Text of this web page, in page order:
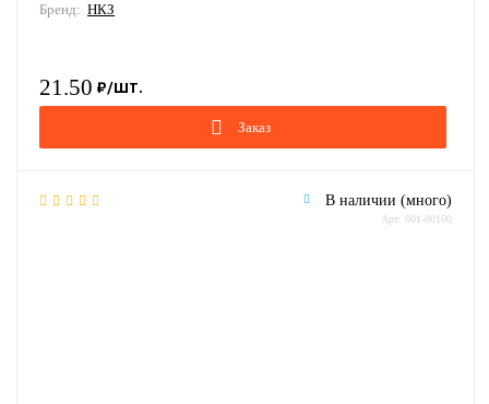
Бренд: НКЗ
21.50
Заказ
В наличии (много)
Арт: 001-00100